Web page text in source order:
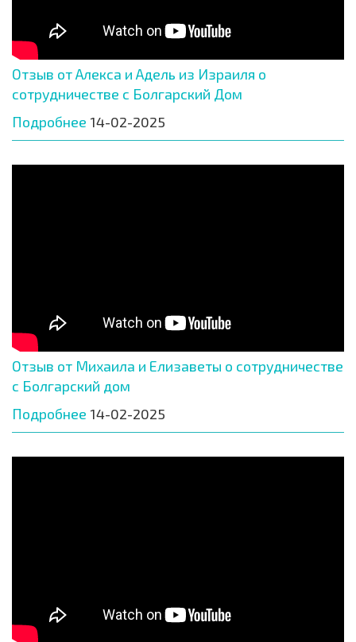
Отзыв от Алекса и Адель из Израиля о
сотрудничестве с Болгарский Дом
Подробнее 14-02-2025
Отзыв от Михаила и Елизаветы о сотрудничестве
с Болгарский дом
Подробнее 14-02-2025